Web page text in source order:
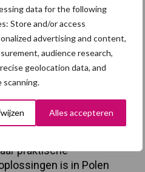
data for the following
Store and/or access
advertising and content,
audience research,
geolocation data, and
Alles accepteren
Partner nieuws
praktische
is in Polen
meer